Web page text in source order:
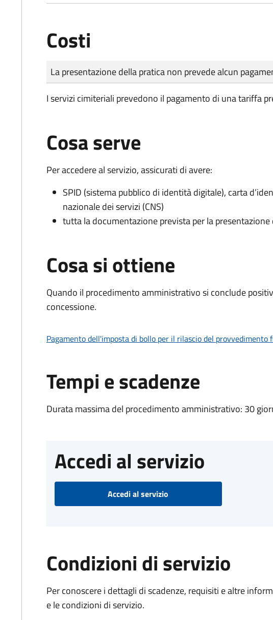
Costi
Tipo di pagamento
Importo
La presentazione della pratica non prevede alcun
I servizi cimiteriali prevedono il pagamento di una tariffa
Cosa serve
Per accedere al servizio, assicurati di avere:
SPID (sistema pubblico di identità digitale), carta
nazionale dei servizi (CNS)
tutta la documentazione prevista per la presentazione
Cosa si ottiene
Quando il procedimento amministrativo si conclude
concessione.
Pagamento dell'imposta di bollo per il rilascio del provvedimento
Tempi e scadenze
Durata massima del procedimento amministrativo: 30
Accedi al servizio
Accedi al servizio
Condizioni di servizio
Per conoscere i dettagli di scadenze, requisiti e altre
e le condizioni di servizio.